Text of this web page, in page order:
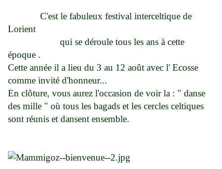
C'est le fabuleux festival interceltique de
Lorient
qui se déroule tous les ans à cette
époque .
Cette année il a lieu du 3 au 12 août avec l' Ecosse
comme invité d'honneur...
En clôture, vous aurez l'occasion de voir la : " danse
des mille " où tous les bagads et les cercles celtiques
sont réunis et dansent ensemble.